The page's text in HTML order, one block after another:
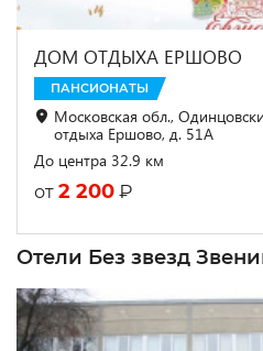
ДОМ ОТДЫХА ЕРШОВО
ПАНСИОНАТЫ
Московская обл.,
отдыха Ершово, д. 51А
До центра 32.9 км
от 2 200 ₽
Отели Без звезд